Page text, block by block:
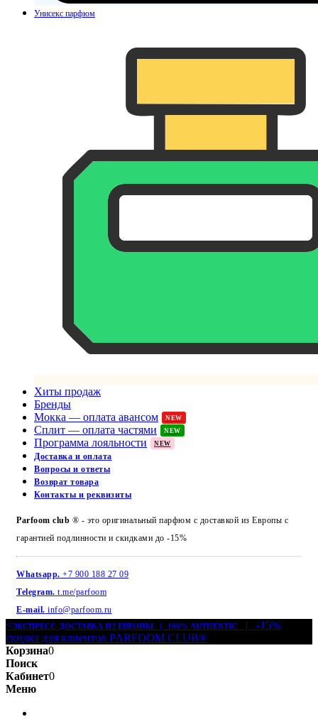
Унисекс парфюм
Хиты продаж
Бренды
Мокка — оплата авансом
NEW
Сплит — оплата частями NEW
Программа лояльности NEW
Доставка и оплата
Вопросы и ответы
Возврат товара
Контакты и реквизиты
Parfoom club ® - это оригинальный парфюм с доставкой из Европы с
гарантией подлинности и скидками до -15%
Whatsapp. +7 900 188 27 09
Telegram. t.me/parfoom
E-mail. info@parfoom.ru
<ЭКСПРЕСС-ДОСТАВКА ИЗ ЕВРОПЫ | 100% AUTHENTIC
| -15%
скидка для клиентов PARFOOM CLUB®
Корзина0
Поиск
Кабинет0
Меню